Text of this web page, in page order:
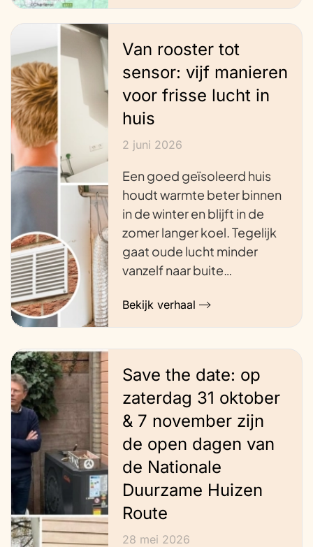
Van rooster tot
sensor: vijf manieren
voor frisse lucht in
huis
2 juni 2026
Een goed geïsoleerd huis
houdt warmte beter binnen
in de winter en blijft in de
zomer langer koel. Tegelijk
gaat oude lucht minder
vanzelf naar buite…
Bekijk verhaal
Save the date: op
zaterdag 31 oktober
& 7 november zijn
de open dagen van
de Nationale
Duurzame Huizen
Route
28 mei 2026